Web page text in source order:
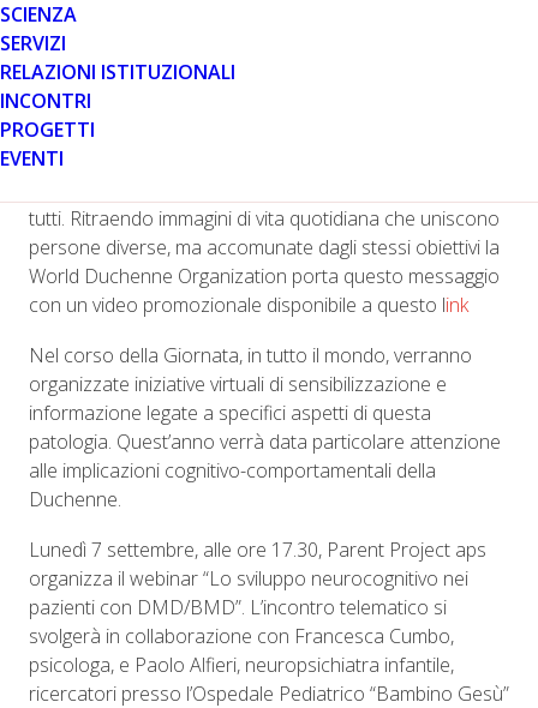
SCIENZA
SERVIZI
RELAZIONI ISTITUZIONALI
INCONTRI
PROGETTI
EVENTI
Per l’edizione 2020 World Duchenne Organization
lancia un messaggio che molte persone,
particolarmente in questa condizione di emergenza da
Covid-19, stanno sperimentando: possiamo essere più
forti solo se siamo insieme. Solamente l’unione ci
permette di affrontare meglio le difficoltà, ma anche di
tutti. Ritraendo immagini di vita quotidiana che uniscono
persone diverse, ma accomunate dagli stessi obiettivi la
World Duchenne Organization porta questo messaggio
con un video promozionale disponibile a questo link
Nel corso della Giornata, in tutto il mondo, verranno
organizzate iniziative virtuali di sensibilizzazione e
informazione legate a specifici aspetti di questa
patologia. Quest’anno verrà data particolare attenzione
alle implicazioni cognitivo-comportamentali della
Duchenne.
Lunedì 7 settembre, alle ore 17.30, Parent Project aps
organizza il webinar “Lo sviluppo neurocognitivo nei
pazienti con DMD/BMD”. L’incontro telematico si
svolgerà in collaborazione con Francesca Cumbo,
psicologa, e Paolo Alfieri, neuropsichiatra infantile,
ricercatori presso l’Ospedale Pediatrico “Bambino Gesù”